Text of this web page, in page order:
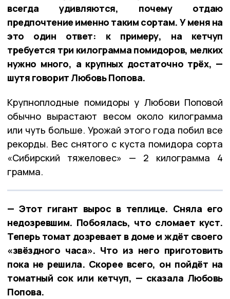
всегда удивляются, почему отдаю
предпочтение именно таким сортам. У меня на
это один ответ: к примеру, на кетчуп
требуется три килограмма помидоров, мелких
нужно много, а крупных достаточно трёх, —
шутя говорит Любовь Попова.
Крупноплодные помидоры у Любови Поповой
обычно вырастают весом около килограмма
или чуть больше. Урожай этого года побил все
рекорды. Вес снятого с куста помидора сорта
«Сибирский тяжеловес» — 2 килограмма 4
грамма.
— Этот гигант вырос в теплице. Сняла его
недозревшим. Побоялась, что сломает куст.
Теперь томат дозревает в доме и ждёт своего
«звёздного часа». Что из него приготовить
пока не решила. Скорее всего, он пойдёт на
томатный сок или кетчуп, — сказала Любовь
Попова.